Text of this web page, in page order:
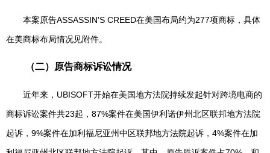
本案原告ASSASSIN'S CREED在美国布局约为277项商标，具体
在美商标布局情况见附件。
（二）原告商标诉讼情况
近年来，UBISOFT开始在美国地方法院持续发起针对跨境电商的
商标诉讼案件共23起，87%案件在美国伊利诺伊州北区联邦地方法院
起诉，9%案件在加利福尼亚州中区联邦地方法院起诉，4%案件在加